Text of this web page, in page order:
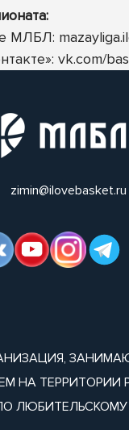
МЛБЛ:
vk.com/
zimin@ilovebasket.ru
НА ТЕРРИТОРИИ
ЛЮБИТЕЛЬСКОМУ